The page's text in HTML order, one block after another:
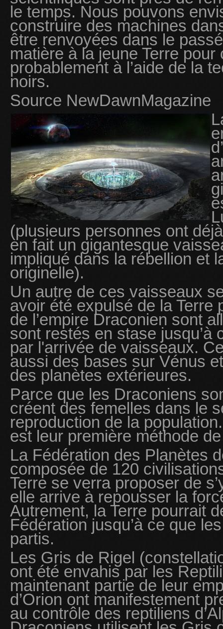
le temps. Nous pouvons
construire des machines
être renvoyées dans le
matière à la jeune Terre
probablement à l’aide de la
noirs.
Source NewDawnMagazine
(plusieurs personnes ont
en fait un gigantesque
impliqué dans la rébellion et
originelle).
Un autre de ces vaisseaux
avoir été expulsé de la Terre
de l’empire Draconien sont
sont restés en stase jusqu’à
par l'arrivée de vaisseaux.
aussi des bases sur Vénus
des planètes extérieures.
Parce que les Draconiens
créent des femelles dans le
reproduction de la
est leur première méthode
La Fédération des Planètes
composée de 120
Terre se verra proposer de
elle arrive à repousser la
Autrement, la Terre pourrait
Fédération jusqu’à ce que
partis.
Les Gris de Rigel
ont été envahis par les
maintenant partie de leur
d’Orion ont manifestement
au contrôle des reptiliens